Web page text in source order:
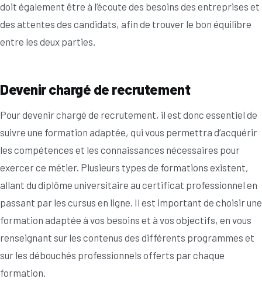
doit également être à l’écoute des besoins des entreprises et
des attentes des candidats, afin de trouver le bon équilibre
entre les deux parties.
Devenir chargé de recrutement
Pour devenir chargé de recrutement, il est donc essentiel de
suivre une formation adaptée, qui vous permettra d’acquérir
les compétences et les connaissances nécessaires pour
exercer ce métier. Plusieurs types de formations existent,
allant du diplôme universitaire au certificat professionnel en
passant par les cursus en ligne. Il est important de choisir une
formation adaptée à vos besoins et à vos objectifs, en vous
renseignant sur les contenus des différents programmes et
sur les débouchés professionnels offerts par chaque
formation.